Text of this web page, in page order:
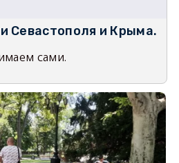
Севастополя и Крыма.
сами.